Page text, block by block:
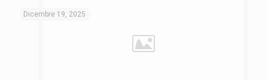
Dicembre 19, 2025